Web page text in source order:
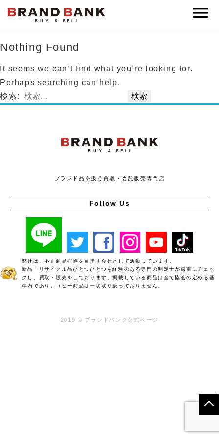
ブランドバンク公式
Nothing Found
It seems we can’t find what you’re looking for.
Perhaps searching can help.
検索:
ブランド品を扱う買取・委託販売専門店
Follow Us
弊社は、不正商品排除を目指す会社として活動しています。
新品・リサイクル品ひとつひとつを経験のある専門の判定士が厳重にチェッ
クし、買取・販売をしております。掲載している商品は全て協会の定める基
準内であり、コピー商品は一切取り扱っておりません。
2019 © ブランドバンク公式ページ